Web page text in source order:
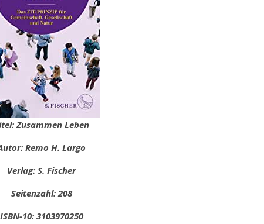
Zusammen Leben
Remo H. Largo
Verlag: S. Fischer
Seitenzahl: 208
ISBN-10: 3103970250